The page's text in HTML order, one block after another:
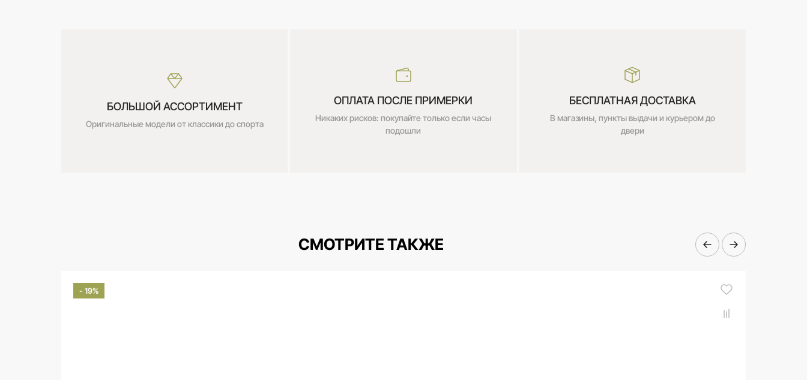
БОЛЬШОЙ АССОРТИМЕНТ
Оригинальные модели от классики до спорта
ОПЛАТА ПОСЛЕ ПРИМЕРКИ
Никаких рисков: покупайте только если часы
подошли
БЕСПЛАТНАЯ ДОСТАВКА
В магазины, пункты выдачи и курьером до
двери
СМОТРИТЕ ТАКЖЕ
- 19%